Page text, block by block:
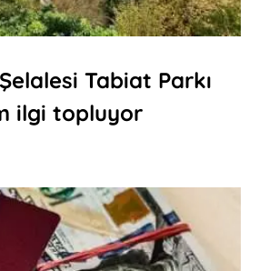
Tabiat Parkı
ilgi topluyor